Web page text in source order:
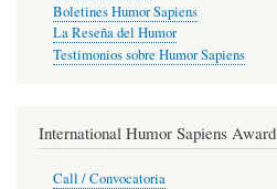
Boletines Humor Sapiens
La Reseña del Humor
Testimonios sobre Humor Sapiens
International Humor Sapiens Award
Call / Convocatoria